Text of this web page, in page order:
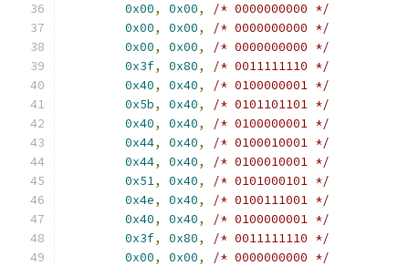
0x00, 0x00,
/* 0000000000 */
0x00, 0x00,
/* 0000000000 */
0x00, 0x00,
/* 0000000000 */
0x3f, 0x80,
/* 0011111110 */
0x40, 0x40,
/* 0100000001 */
0x5b, 0x40,
/* 0101101101 */
0x40, 0x40,
/* 0100000001 */
0x44, 0x40,
/* 0100010001 */
0x44, 0x40,
/* 0100010001 */
0x51, 0x40,
/* 0101000101 */
0x4e, 0x40,
/* 0100111001 */
0x40, 0x40,
/* 0100000001 */
0x3f, 0x80,
/* 0011111110 */
0x00, 0x00,
/* 0000000000 */